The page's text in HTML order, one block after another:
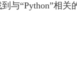
与“Python”相关